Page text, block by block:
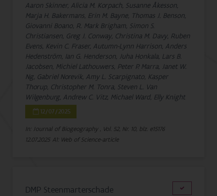
Aaron Skinner, Alicia M. Korpach, Susanne Åkesson,
Marja H. Bakermans, Erin M. Bayne, Thomas J. Benson,
Giovanni Boano, R. Mark Brigham, Simon S.
Christiansen, Greg J. Conway, Christina M. Davy, Ruben
Evens, Kevin C. Fraser, Autumn-Lynn Harrison, Anders
Hedenström, Ian G. Henderson, Juha Honkala, Lars B.
Jacobsen, Michiel Lathouwers, Peter P. Marra, Janet W.
Ng, Gabriel Norevik, Amy L. Scarpignato, Kasper
Thorup, Christopher M. Tonra, Steven L. Van
Wilgenburg, Andrew C. Vitz, Michael Ward, Elly Knight
12/07/2025
In: Journal of Biogeography , Vol. 52, Nr. 10, blz. e15176
12.07.2025 A1: Web of Science-article
DMP Steenmarterschade